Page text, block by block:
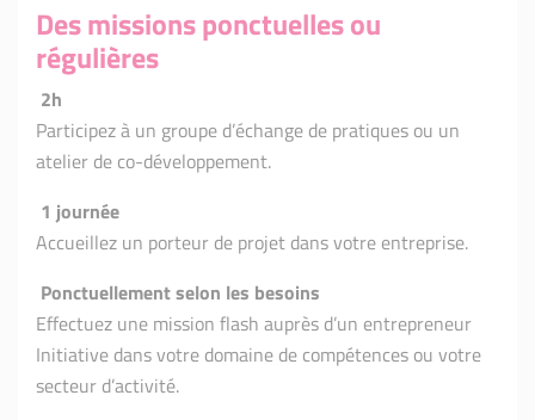
Des missions ponctuelles ou
régulières
2h
Participez à un groupe d’échange de pratiques ou un
atelier de co-développement.
1 journée
Accueillez un porteur de projet dans votre entreprise.
Ponctuellement selon les besoins
Effectuez une mission flash auprès d’un entrepreneur
Initiative dans votre domaine de compétences ou votre
secteur d’activité.